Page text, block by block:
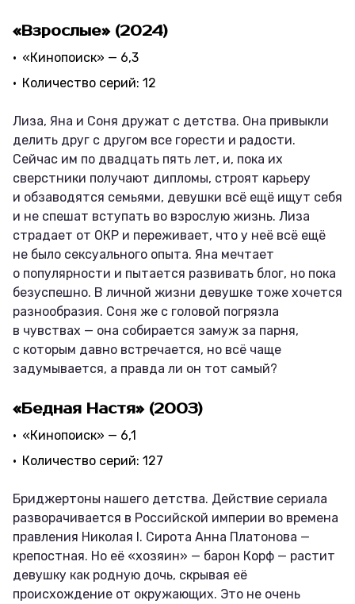
«Взрослые» (2024)
«Кинопоиск» — 6,3
Количество серий: 12
Лиза, Яна и Соня дружат с детства. Она привыкли
делить друг с другом все горести и радости.
Сейчас им по двадцать пять лет, и, пока их
сверстники получают дипломы, строят карьеру
и обзаводятся семьями, девушки всё ещё ищут себя
и не спешат вступать во взрослую жизнь. Лиза
страдает от ОКР и переживает, что у неё всё ещё
не было сексуального опыта. Яна мечтает
о популярности и пытается развивать блог, но пока
безуспешно. В личной жизни девушке тоже хочется
разнообразия. Соня же с головой погрязла
в чувствах — она собирается замуж за парня,
с которым давно встречается, но всё чаще
задумывается, а правда ли он тот самый?
«Бедная Настя» (2003)
«Кинопоиск» — 6,1
Количество серий: 127
Бриджертоны нашего детства. Действие сериала
разворачивается в Российской империи во времена
правления Николая I. Сирота Анна Платонова —
крепостная. Но её «хозяин» — барон Корф — растит
девушку как родную дочь, скрывая её
происхождение от окружающих. Это не очень